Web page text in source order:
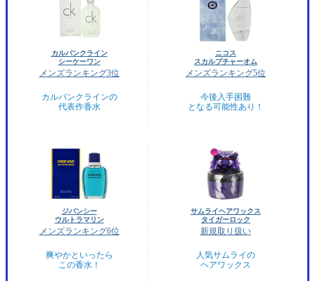
カルバンクライン
シーケーワン
メンズランキング3位
カルバンクラインの
代表作香水
ニコス
スカルプチャーオム
メンズランキング5位
今後入手困難
となる可能性あり！
ジバンシー
ウルトラマリン
メンズランキング6位
爽やかといったら
この香水！
サムライヘアワックス
タイガーロック
新規取り扱い
人気サムライの
ヘアワックス